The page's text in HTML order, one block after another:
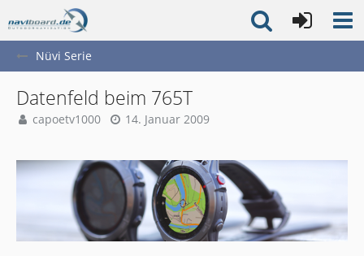
Nüvi Serie
Datenfeld beim 765T
capoetv1000 14. Januar 2009